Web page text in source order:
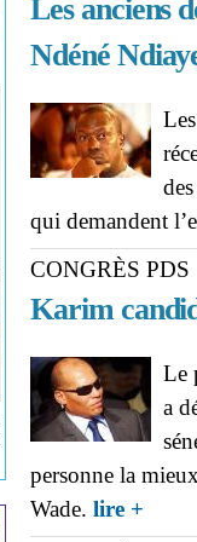
Les anciens
Ndéné
qui demandent
CONGRÈS PDS
Karim
Le
a
personne la
Wade. lire +